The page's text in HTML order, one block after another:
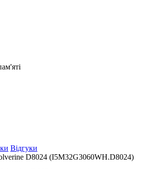
Відгуки
D8024 (I5M32G3060WH.D8024)